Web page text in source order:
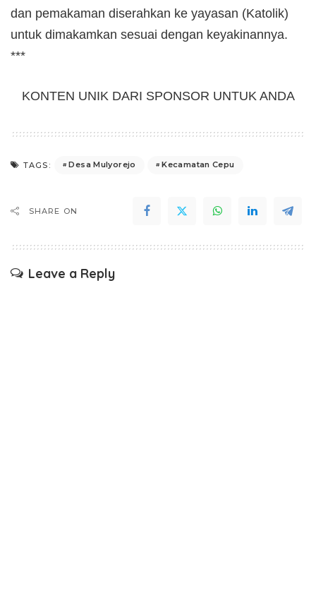
dan pemakaman diserahkan ke yayasan (Katolik)
untuk dimakamkan sesuai dengan keyakinannya.
***
KONTEN UNIK DARI SPONSOR UNTUK ANDA
TAGS: Desa Mulyorejo Kecamatan Cepu
SHARE ON
Leave a Reply